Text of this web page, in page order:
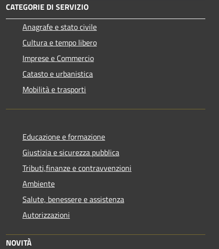
CATEGORIE DI SERVIZIO
Anagrafe e stato civile
Cultura e tempo libero
Imprese e Commercio
Catasto e urbanistica
Mobilità e trasporti
Educazione e formazione
Giustizia e sicurezza pubblica
Tributi,finanze e contravvenzioni
Ambiente
Salute, benessere e assistenza
Autorizzazioni
NOVITÀ